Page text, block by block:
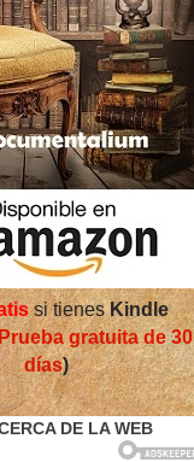
si tienesKindle
gratuita de 30
días)